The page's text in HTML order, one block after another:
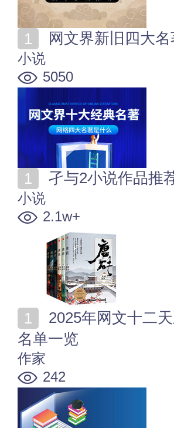
网文界新旧四大
小说
5050
孑与2小说作品推
小说
2.1w+
名单一览
作家
242